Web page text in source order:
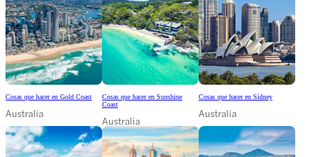
Cosas que hacer en Gold Coast
Australia
Cosas que hacer en Sunshine
Coast
Australia
Cosas que hacer en Sídney
Australia